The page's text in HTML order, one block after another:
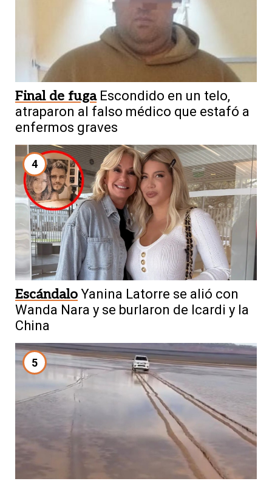
Final de fuga Escondido en un telo,
atraparon al falso médico que estafó a
enfermos graves
4
Escándalo Yanina Latorre se alió con
Wanda Nara y se burlaron de Icardi y la
China
5